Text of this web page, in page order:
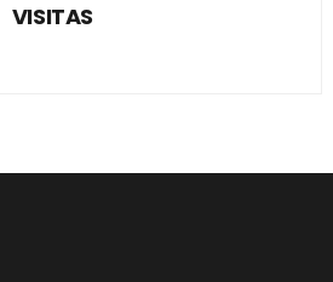
VISITAS